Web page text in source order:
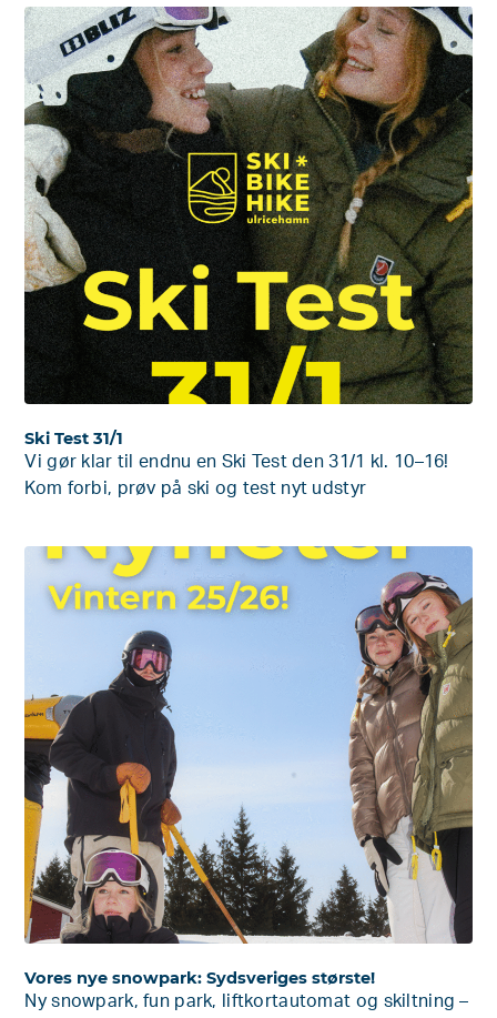
Ski Test 31/1
Vi gør klar til endnu en Ski Test den 31/1 kl. 10–16!
Kom forbi, prøv på ski og test nyt udstyr
Vores nye snowpark: Sydsveriges største!
Ny snowpark, fun park, liftkortautomat og skiltning –